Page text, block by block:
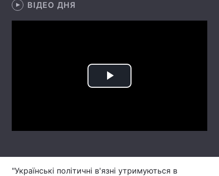
Цікавинки
Статті
Послуги
ВІДЕО ДНЯ
Play
"Українські політичні в'язні утримуються в